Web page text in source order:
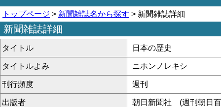
トップページ > 新聞雑誌名から探す > 新聞雑誌詳細
新聞雑誌詳細
タイトル 日本の歴史
タイトルよみ ニホンノレキシ
刊行頻度 週刊
出版者 朝日新聞社 (週刊朝日